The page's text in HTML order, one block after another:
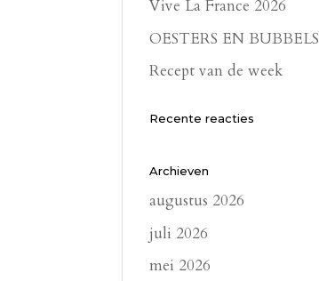
Vive La France 2026
OESTERS EN BUBBELS
Recept van de week
Recente reacties
Archieven
augustus 2026
juli 2026
mei 2026